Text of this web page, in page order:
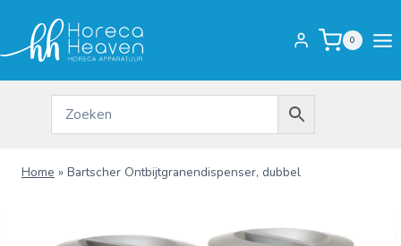
inhoud
0
Home » Bartscher Ontbijtgranendispenser, dubbel